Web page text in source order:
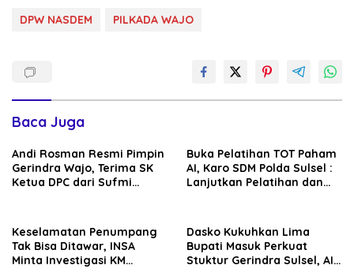
DPW NASDEM PILKADA WAJO
Baca Juga
Andi Rosman Resmi Pimpin
Gerindra Wajo, Terima SK
Ketua DPC dari Sufmi
Buka Pelatihan TOT Paham
AI, Karo SDM Polda Sulsel :
Lanjutkan Pelatihan dan
Keselamatan Penumpang
Tak Bisa Ditawar, INSA
Minta Investigasi KM
Dasko Kukuhkan Lima
Bupati Masuk Perkuat
Stuktur Gerindra Sulsel, AIA